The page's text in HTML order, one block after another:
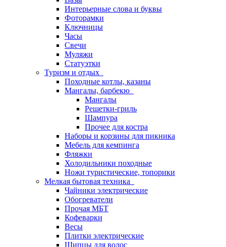
Интерьерные слова и буквы
Фоторамки
Ключницы
Часы
Свечи
Муляжи
Статуэтки
Туризм и отдых
Походные котлы, казаны
Мангалы, барбекю
Мангалы
Решетки-гриль
Шампура
Прочее для костра
Наборы и корзины для пикника
Мебель для кемпинга
Фляжки
Холодильники походные
Ножи туристические, топорики
Мелкая бытовая техника
Чайники электрические
Обогреватели
Прочая МБТ
Кофеварки
Весы
Плитки электрические
Щипцы для волос